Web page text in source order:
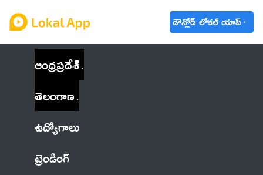
డౌన్లోడ్ లోకల్ యాప్
ఆంధ్రప్రదేశ్
తెలంగాణ
ఉద్యోగాలు
ట్రెండింగ్